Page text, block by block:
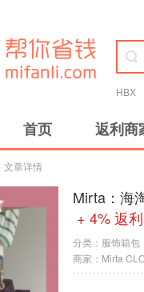
HBX
首页 返利商
文章详情
Mirta：海
+ 4% 返利
分类： 服饰箱包
商家：Mirta